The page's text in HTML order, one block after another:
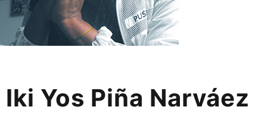
Iki Yos Piña Narváez